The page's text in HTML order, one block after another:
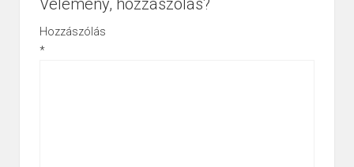
Vélemény, hozzászólás?
Hozzászólás
*